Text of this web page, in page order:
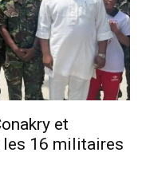
et
les 16 militaires